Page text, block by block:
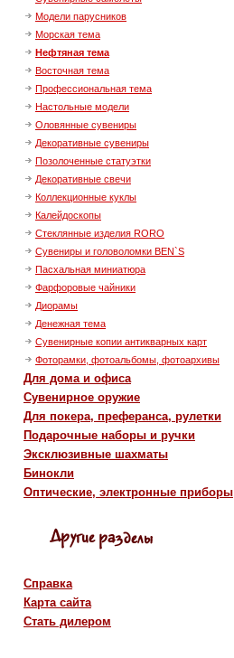
Модели парусников
Морская тема
Нефтяная тема
Восточная тема
Профессиональная тема
Настольные модели
Оловянные сувениры
Декоративные сувениры
Позолоченные статуэтки
Декоративные свечи
Коллекционные куклы
Калейдоскопы
Стеклянные изделия RORO
Сувениры и головоломки BEN`S
Пасхальная миниатюра
Фарфоровые чайники
Диорамы
Денежная тема
Сувенирные копии антикварных карт
Фоторамки, фотоальбомы, фотоархивы
Для дома и офиса
Сувенирное оружие
Для покера, преферанса, рулетки
Подарочные наборы и ручки
Эксклюзивные шахматы
Бинокли
Оптические, электронные приборы
Справка
Карта сайта
Стать дилером